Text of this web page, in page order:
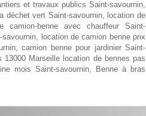
et travaux publics Saint-savournin,
déchet vert Saint-savournin, location de
camion-benne avec chauffeur Saint-
location de camion benne prix
camion benne pour jardinier Saint-
Marseille location de bennes pas
mois Saint-savournin, Benne à bras